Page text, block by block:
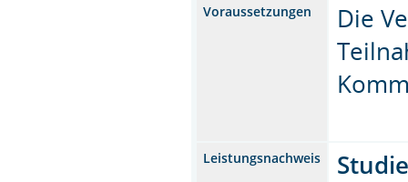
Voraussetzungen
Die
Leistungsnachweis